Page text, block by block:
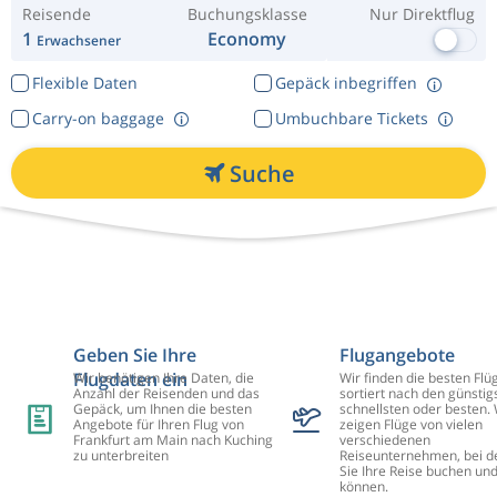
Reisende
1 Erwachsener
Buchungsklasse
Economy
Nur Direktflug
Flexible Daten
Gepäck inbegriffen
Umbuchbare Tickets
Carry-on baggage
Suche
Geben Sie Ihre
Flugdaten ein
Wir benötigen Ihre Daten, die
Anzahl der Reisenden und das
Gepäck, um Ihnen die besten
Angebote für Ihren Flug von
Frankfurt am Main nach Kuching
zu unterbreiten
Flugangebote
Wir finden die besten
sortiert nach den
schnellsten oder besten.
zeigen Flüge von vielen
verschiedenen
Reiseunternehmen, bei
Sie Ihre Reise buchen
können.